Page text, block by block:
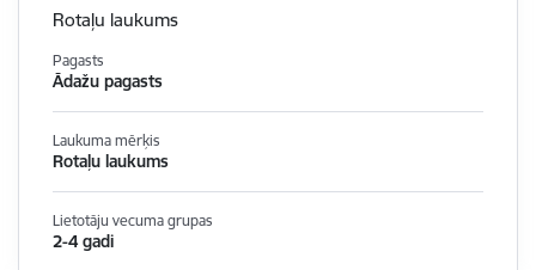
Rotaļu laukums
Pagasts
Ādažu pagasts
Laukuma mērķis
Rotaļu laukums
Lietotāju vecuma grupas
2-4 gadi